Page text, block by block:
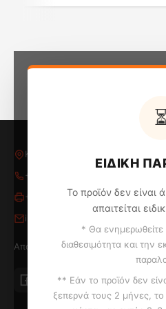
συσκευή σας πιο
Τοποθετήστε το
θέλετε.
ΕΙΔΙΚΗ
Το προϊόν δεν είναι
απαιτείται
* Θα
διαθεσιμότητα και την
** Εάν το προϊόν δεν
ξεπερνά τους 2 μήνες, το
Κλεοβούλου Παπακυριακού 5,
+357 24 652653
+357 24 655324
info@kontopyrgos.com
Αποστολή σε Λάρνακα, Λεμεσό,